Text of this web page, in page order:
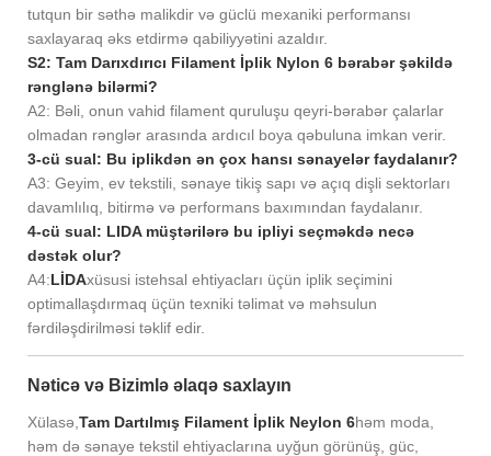
tutqun bir səthə malikdir və güclü mexaniki performansı
saxlayaraq əks etdirmə qabiliyyətini azaldır.
S2: Tam Darıxdırıcı Filament İplik Nylon 6 bərabər şəkildə
rənglənə bilərmi?
A2: Bəli, onun vahid filament quruluşu qeyri-bərabər çalarlar
olmadan rənglər arasında ardıcıl boya qəbuluna imkan verir.
3-cü sual: Bu iplikdən ən çox hansı sənayelər faydalanır?
A3: Geyim, ev tekstili, sənaye tikiş sapı və açıq dişli sektorları
davamlılıq, bitirmə və performans baxımından faydalanır.
4-cü sual: LIDA müştərilərə bu ipliyi seçməkdə necə
dəstək olur?
A4:LİDAxüsusi istehsal ehtiyacları üçün iplik seçimini
optimallaşdırmaq üçün texniki təlimat və məhsulun
fərdiləşdirilməsi təklif edir.
Nəticə və Bizimlə əlaqə saxlayın
Xülasə, Tam Dartılmış Filament İplik Neylon 6həm moda,
həm də sənaye tekstil ehtiyaclarına uyğun görünüş, güc,